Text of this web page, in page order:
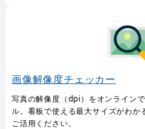
画像解像度チェッカー
写真の解像度（dpi）をオンライン
ル。看板で使える最大サイズがわか
ご活用ください。